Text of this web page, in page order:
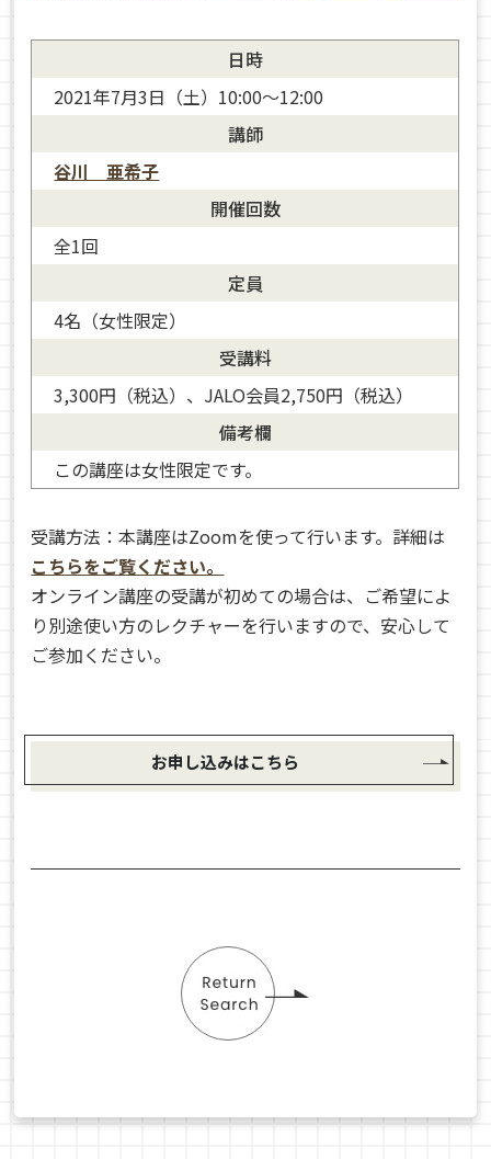
日時
2021年7月3日（土）10:00～12:00
講師
谷川 亜希子
開催回数
全1回
定員
4名（女性限定）
受講料
3,300円（税込）、JALO会員2,750円（税込）
備考欄
この講座は女性限定です。
受講方法：本講座はZoomを使って行います。詳細は
こちらをご覧ください。
オンライン講座の受講が初めての場合は、ご希望によ
り別途使い方のレクチャーを行いますので、安心して
ご参加ください。
お申し込みはこちら